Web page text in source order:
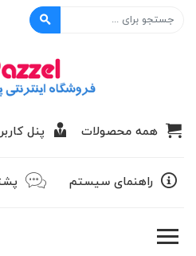
همه محصولات پنل
راهنمای سیستم